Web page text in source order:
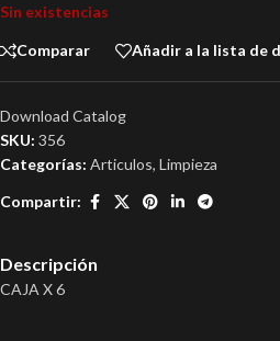
Sin existencias
Comparar Añadir a la lista de
Download Catalog
SKU: 356
Categorías: Articulos, Limpieza
Compartir:
Descripción
CAJA X 6